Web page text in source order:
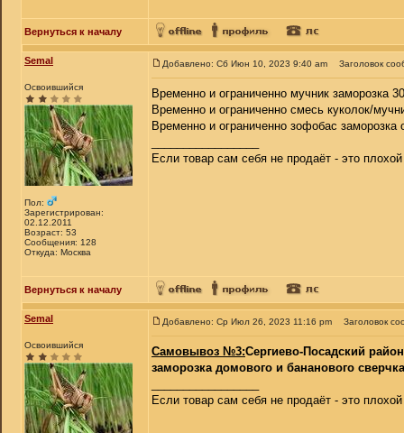
Вернуться к началу
Semal
Освоившийся
Пол:
Зарегистрирован:
02.12.2011
Возраст: 53
Сообщения: 128
Откуда: Москва
Добавлено: Сб Июн 10, 2023 9:40 am Заголовок
Временно и ограниченно мучник заморозка
Временно и ограниченно смесь куколок/
Временно и ограниченно зофобас заморозка
Если товар сам себя не продаёт - это
Вернуться к началу
Semal
Освоившийся
Добавлено: Ср Июл 26, 2023 11:16 pm Заголовок
Самовывоз №3:Сергиево-Посадский
заморозка домового и бананового
Если товар сам себя не продаёт - это